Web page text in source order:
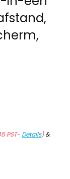
PST- Details)&